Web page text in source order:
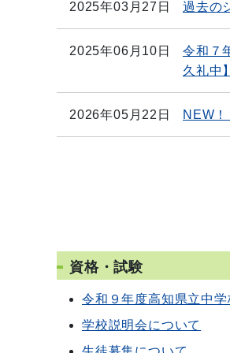
2025年03月27日 過去の
2025年06月10日
令和７
久礼中】
2026年05月22日 NEW
資格・試験
令和９年度高知県立中
学校説明会について